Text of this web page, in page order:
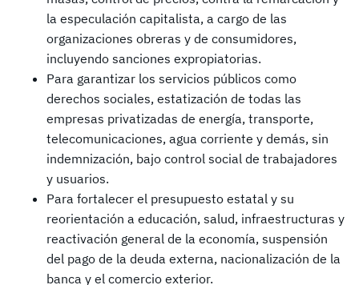
la especulación capitalista, a cargo de las
organizaciones obreras y de consumidores,
incluyendo sanciones expropiatorias.
Para garantizar los servicios públicos como
derechos sociales, estatización de todas las
empresas privatizadas de energía, transporte,
telecomunicaciones, agua corriente y demás, sin
indemnización, bajo control social de trabajadores
y usuarios.
Para fortalecer el presupuesto estatal y su
reorientación a educación, salud, infraestructuras y
reactivación general de la economía, suspensión
del pago de la deuda externa, nacionalización de la
banca y el comercio exterior.